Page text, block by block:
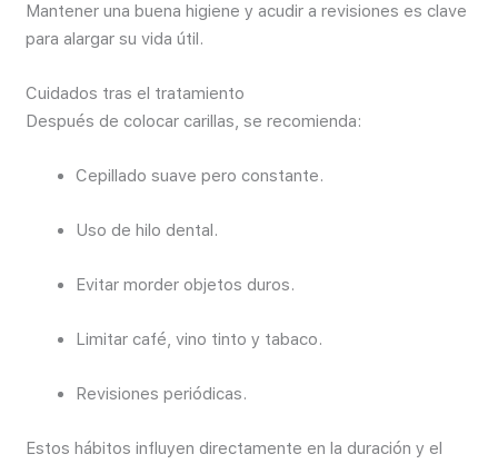
Mantener una buena higiene y acudir a revisiones es clave
para alargar su vida útil.
Cuidados tras el tratamiento
Después de colocar carillas, se recomienda:
Cepillado suave pero constante.
Uso de hilo dental.
Evitar morder objetos duros.
Limitar café, vino tinto y tabaco.
Revisiones periódicas.
Estos hábitos influyen directamente en la duración y el